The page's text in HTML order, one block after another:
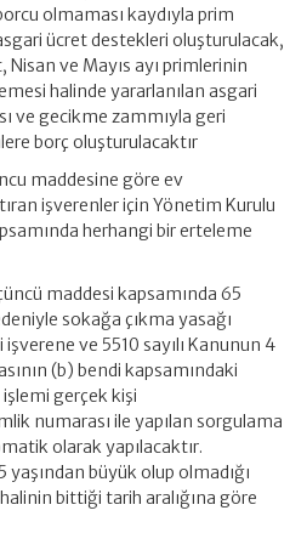
olmaması kaydıyla prim
ücret destekleri oluşturulacak,
ve Mayıs ayı primlerinin
halinde yararlanılan asgari
ve gecikme zammıyla geri
borç oluşturulacaktır
maddesine göre ev
işverenler için Yönetim Kurulu
herhangi bir erteleme
maddesi kapsamında 65
sokağa çıkma yasağı
ve 5510 sayılı Kanunun 4
(b) bendi kapsamındaki
gerçek kişi
numarası ile yapılan sorgulama
olarak yapılacaktır.
büyük olup olmadığı
bittiği tarih aralığına göre